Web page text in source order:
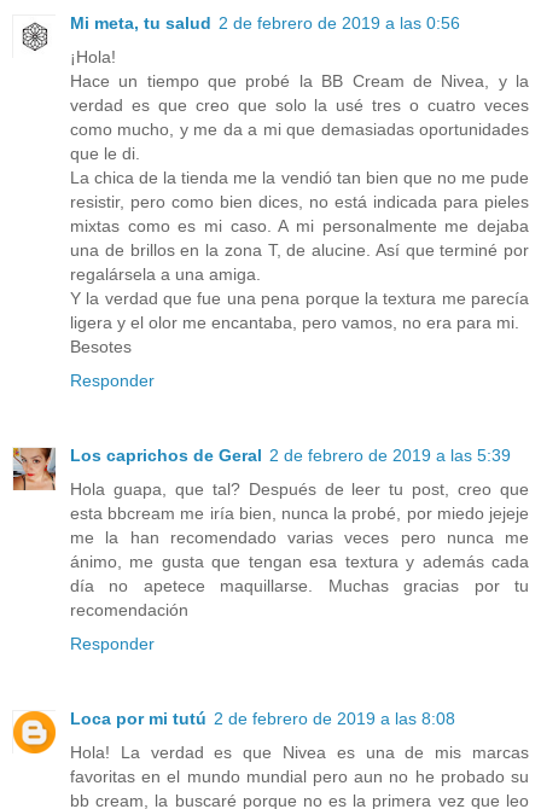
Mi meta, tu salud 2 de febrero de 2019 a las 0:56
¡Hola!
Hace un tiempo que probé la BB Cream de Nivea, y la
verdad es que creo que solo la usé tres o cuatro veces
como mucho, y me da a mi que demasiadas oportunidades
que le di.
La chica de la tienda me la vendió tan bien que no me pude
resistir, pero como bien dices, no está indicada para pieles
mixtas como es mi caso. A mi personalmente me dejaba
una de brillos en la zona T, de alucine. Así que terminé por
regalársela a una amiga.
Y la verdad que fue una pena porque la textura me parecía
ligera y el olor me encantaba, pero vamos, no era para mi.
Besotes
Responder
Los caprichos de Geral 2 de febrero de 2019 a las 5:39
Hola guapa, que tal? Después de leer tu post, creo que
esta bbcream me iría bien, nunca la probé, por miedo jejeje
me la han recomendado varias veces pero nunca me
ánimo, me gusta que tengan esa textura y además cada
día no apetece maquillarse. Muchas gracias por tu
recomendación
Responder
Loca por mi tutú 2 de febrero de 2019 a las 8:08
Hola! La verdad es que Nivea es una de mis marcas
favoritas en el mundo mundial pero aun no he probado su
bb cream, la buscaré porque no es la primera vez que leo